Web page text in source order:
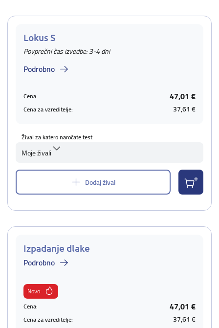
Lokus S
Povprečni čas izvedbe: 3-4 dni
Podrobno
Cena: 47,01 €
Cena za vzreditelje: 37,61 €
Žival za katero naročate test
Moje živali
Dodaj žival
Izpadanje dlake
Podrobno
Novo
Cena:
47,01 €
Cena za vzreditelje: 37,61 €